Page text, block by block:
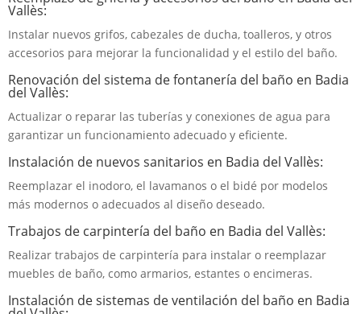
Vallès:
Instalar nuevos grifos, cabezales de ducha, toalleros, y otros
accesorios para mejorar la funcionalidad y el estilo del baño.
Renovación del sistema de fontanería del baño en Badia
del Vallès:
Actualizar o reparar las tuberías y conexiones de agua para
garantizar un funcionamiento adecuado y eficiente.
Instalación de nuevos sanitarios en Badia del Vallès:
Reemplazar el inodoro, el lavamanos o el bidé por modelos
más modernos o adecuados al diseño deseado.
Trabajos de carpintería del baño en Badia del Vallès:
Realizar trabajos de carpintería para instalar o reemplazar
muebles de baño, como armarios, estantes o encimeras.
Instalación de sistemas de ventilación del baño en Badia